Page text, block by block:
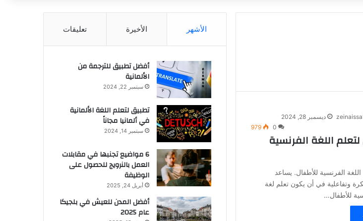
ديسمبر 28, 2024
0
979
اللغة الفرنسية
الفرنسية للأطفال. يساعد
وتفاعلية في أن يكون تعلم لغة
للأطفال…
الأشهر الأخيرة تعليقات
أفضل تطبيق للترجمة من
الألمانية
سبتمبر 22, 2024
تطبيق لتعلم اللغة الألمانية
في ألمانيا مجاناً
سبتمبر 14, 2024
6 مواضيع تجنبها في مقابلات
العمل بالنرويج للحصول على
الوظيفة
أبريل 24, 2025
أفضل المدن للعيش في بلجيكا
عام 2025